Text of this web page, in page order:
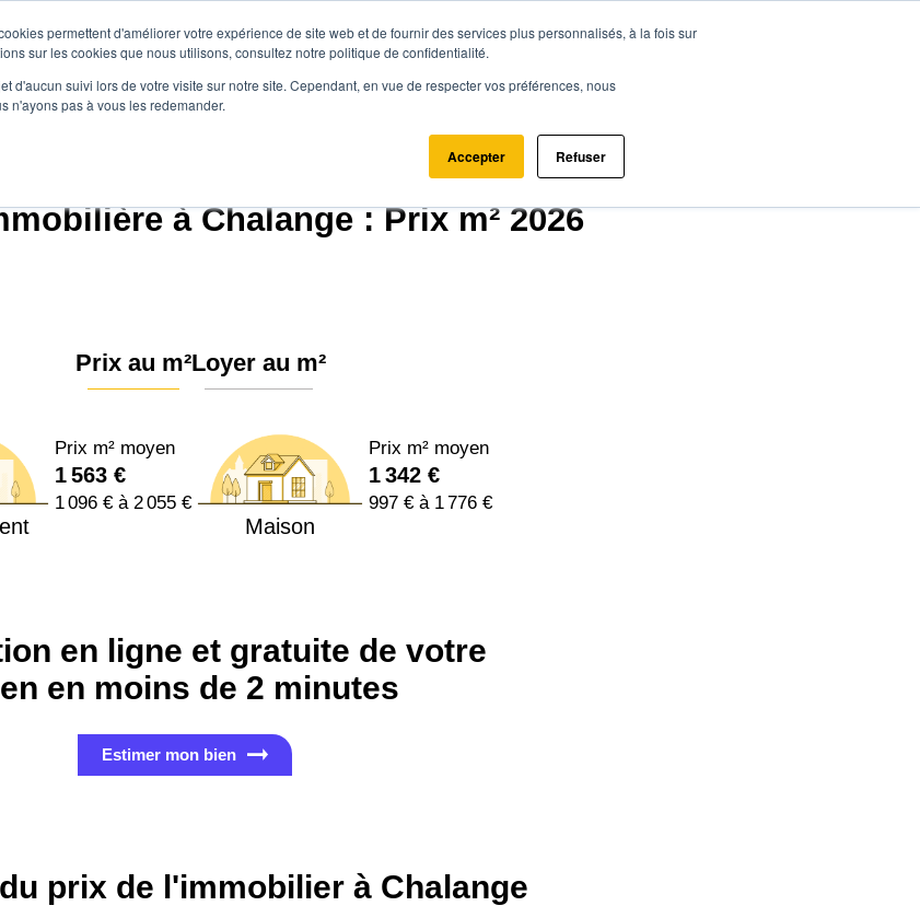
permettent d'améliorer votre expérience de site web et de fournir des services plus personnalisés, à la fois sur
sur les cookies que nous utilisons, consultez notre politique de confidentialité.
d'aucun suivi lors de votre visite sur notre site. Cependant, en vue de respecter vos préférences, nous
n'ayons pas à vous les redemander.
Accepter Refuser
Prix immobilier Vendre avec Agence.immo
à Chalange : Prix m² 2026
Prix au m²
Prix m² moyen
1 563 €
1 096 € à 2 055 €
Loyer au m²
Maison
Prix m² moyen
1 342 €
997 € à 1 776 €
en ligne et gratuite de votre
en moins de 2 minutes
Estimer mon bien
prix de l'immobilier à Chalange